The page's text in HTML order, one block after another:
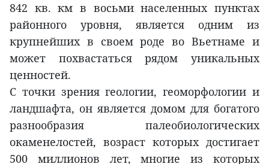
842 кв. км в восьми населенных пунктах
районного уровня, является одним из
крупнейших в своем роде во Вьетнаме и
может похвастаться рядом уникальных
ценностей.
С точки зрения геологии, геоморфологии и
ландшафта, он является домом для богатого
разнообразия палеобиологических
окаменелостей, возраст которых достигает
500 миллионов лет, многие из которых